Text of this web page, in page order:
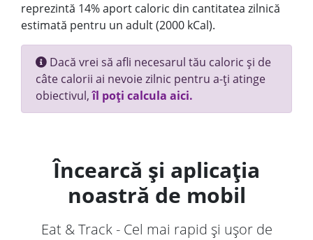
reprezintă 14% aport caloric din cantitatea zilnică
estimată pentru un adult (2000 kCal).
Dacă vrei să afli necesarul tău caloric și de
câte calorii ai nevoie zilnic pentru a-ți atinge
obiectivul,îl poți calcula aici.
Încearcă și aplicația
noastră de mobil
Eat & Track - Cel mai rapid și ușor de